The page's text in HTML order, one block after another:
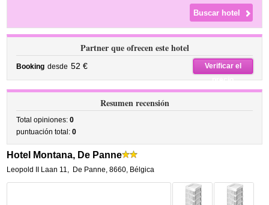
Partner que ofrecen este hotel
Booking desde 52 €
Verificar el
precio
Resumen recensión
Total opiniones:0
puntuación total:0
Hotel Montana, De Panne
Leopold II Laan 11, De Panne,8660, Bélgica